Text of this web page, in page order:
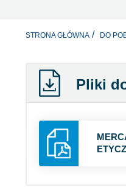
STRONA GŁÓWNA DO
Pliki